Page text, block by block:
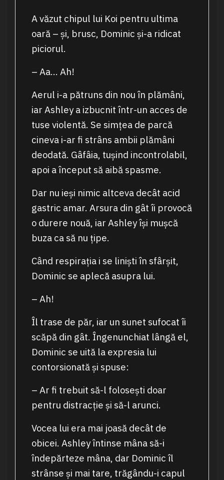
A văzut chipul lui Koi pentru ultima
oară – și, brusc, Dominic și-a ridicat
piciorul.
– Aa… Ah!
Aerul i-a pătruns din nou în plămâni,
iar Ashley a izbucnit într-un acces de
tuse violentă. Se simțea de parcă
cineva i-ar fi strâns ambii plămâni
deodată. Gâfâia, tușind incontrolabil,
apoi a început să aibă spasme.
Dar nu ieși nimic altceva decât acid
gastric amar. Arsura din gât îi provocă
o durere nouă, iar Ashley își mușcă
buza ca să nu țipe.
Când respirația i se liniști în sfârșit,
Dominic se aplecă asupra lui.
– Ah!
Îl trase de păr, iar un sunet sufocat îi
scăpă din gât. Îngenunchiat lângă el,
Dominic se uită la expresia lui
contorsionată și spuse:
– Ar fi trebuit să-l folosești doar
pentru distracție și să-l arunci.
Vocea lui era mai joasă decât de
obicei. Ashley întinse mâna să-i
îndepărteze mâna, dar Dominic îl
strânse și mai tare, trăgându-i capul